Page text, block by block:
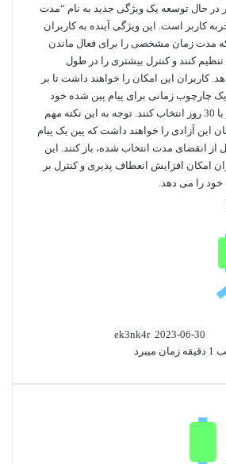
حال توسعه یک ویژگی جدید به نام “مدت
کاربر است. این ویژگی آینده به کاربران
که مدت زمان مشخصی را برای فعال ماندن
کنند و کنترل بیشتری را در طول
کاربران این امکان را خواهند داشت تا بر
چارچوب زمانی برای پیام پین شده خود
مانند 24 ساعت، 7 روز یا 30 روز انتخاب کنند. توجه به این نکته مهم
این آزادی را خواهند داشت که پین ​​یک پیام
از انقضای مدت انتخاب شده، باز کنند. این
امکان افزایش انعطاف پذیری و کنترل بر
خود را می دهد.
ek3nk4r 2023-06-30